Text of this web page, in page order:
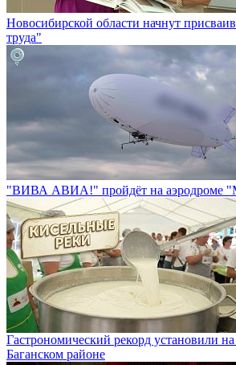
Новосибирской области начнут
труда"
"ВИВА АВИА!" пройдёт на аэродроме
Гастрономический рекорд установили
Баганском районе